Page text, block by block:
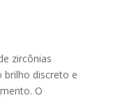
zircônias
brilho discreto e
O